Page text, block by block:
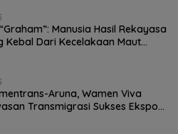
Manusia Hasil Rekayasa
Kebal Dari Kecelakaan Maut
Aruna, Wamen Viva
Transmigrasi Sukses Ekspor